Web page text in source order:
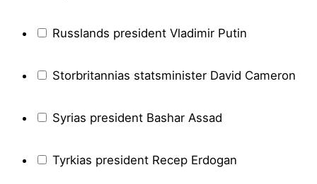
Russlands president Vladimir Putin
Storbritannias statsminister David Cameron
Syrias president Bashar Assad
Tyrkias president Recep Erdogan